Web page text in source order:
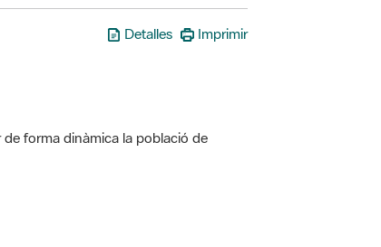
Detalles Imprimir
forma dinàmica la població de